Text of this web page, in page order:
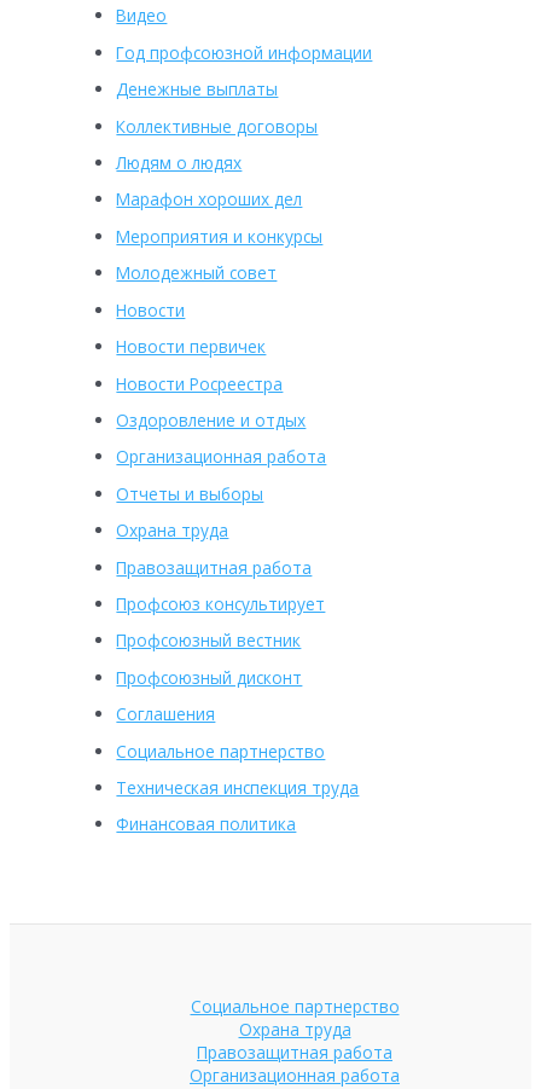
Видео
Год профсоюзной информации
Денежные выплаты
Коллективные договоры
Людям о людях
Марафон хороших дел
Мероприятия и конкурсы
Молодежный совет
Новости
Новости первичек
Новости Росреестра
Оздоровление и отдых
Организационная работа
Отчеты и выборы
Охрана труда
Правозащитная работа
Профсоюз консультирует
Профсоюзный вестник
Профсоюзный дисконт
Соглашения
Социальное партнерство
Техническая инспекция труда
Финансовая политика
Социальное партнерство
Охрана труда
Правозащитная работа
Организационная работа